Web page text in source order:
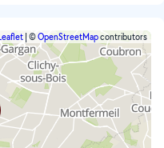
Leaflet ©OpenStreetMapcontributors